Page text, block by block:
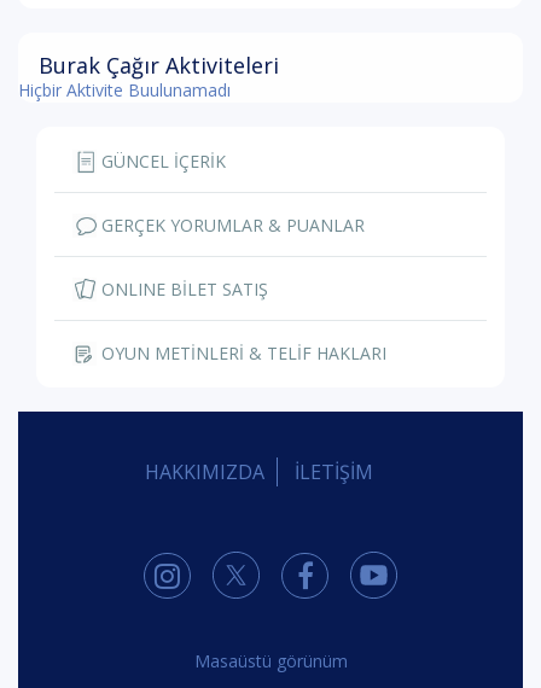
Burak Çağır Aktiviteleri
Hiçbir Aktivite Buulunamadı
GÜNCEL İÇERİK
GERÇEK YORUMLAR & PUANLAR
ONLINE BİLET SATIŞ
OYUN METİNLERİ & TELİF HAKLARI
HAKKIMIZDA İLETİŞİM
Masaüstü görünüm